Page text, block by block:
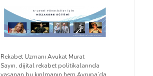
Rekabet Uzmanı Avukat Murat
Sayın, dijital rekabet politikalarında